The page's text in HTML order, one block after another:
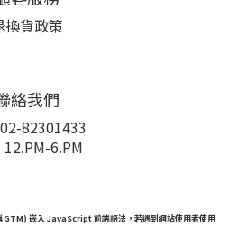
換貨政策
絡我們
82301433
12.PM-6.PM
嵌入 JavaScript 前端語法，若遇到網站使用者使用